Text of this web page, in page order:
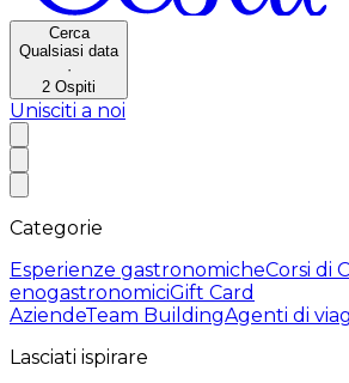
Cerca
Qualsiasi data
·
2 Ospiti
Unisciti a noi
Categorie
Esperienze gastronomicheCorsi di
enogastronomiciGift Card
AziendeTeam BuildingAgenti di
Lasciati ispirare